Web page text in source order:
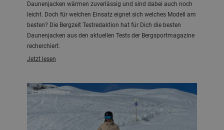
Daunenjacken wärmen zuverlässig und sind dabei auch noch
leicht. Doch für welchen Einsatz eignet sich welches Modell am
besten? Die Bergzeit Testredaktion hat für Dich die besten
Daunenjacken aus den aktuellen Tests der Bergsportmagazine
recherchiert.
Jetzt lesen
Luana Obermeyer